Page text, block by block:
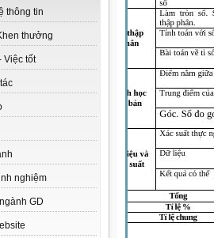
thông tin
thưởng
Việc tốt
nghiệm
GD